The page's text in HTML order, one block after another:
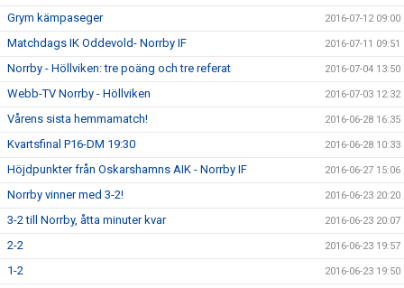
Grym kämpaseger 2016-07-12 09:00
Matchdags IK Oddevold- Norrby IF 2016-07-11 09:51
Norrby - Höllviken: tre poäng och tre referat 2016-07-04 13:50
Webb-TV Norrby - Höllviken 2016-07-03 12:32
Vårens sista hemmamatch! 2016-06-28 16:35
Kvartsfinal P16-DM 19:30 2016-06-28 10:33
Höjdpunkter från Oskarshamns AIK - Norrby IF 2016-06-27 15:06
Norrby vinner med 3-2! 2016-06-23 20:20
3-2 till Norrby, åtta minuter kvar 2016-06-23 20:07
2-2 2016-06-23 19:57
1-2 2016-06-23 19:50